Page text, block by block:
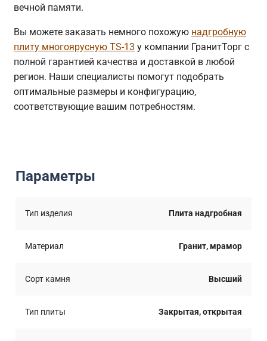
вечной памяти.
Вы можете заказать немного похожую надгробную
плиту многоярусную TS-13 у компании ГранитТорг с
полной гарантией качества и доставкой в любой
регион. Наши специалисты помогут подобрать
оптимальные размеры и конфигурацию,
соответствующие вашим потребностям.
Параметры
Тип изделия Плита надгробная
Материал Гранит, мрамор
Сорт камня Высший
Тип плиты Закрытая, открытая